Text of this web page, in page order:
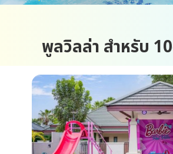
พูลวิลล่า สำหรับ